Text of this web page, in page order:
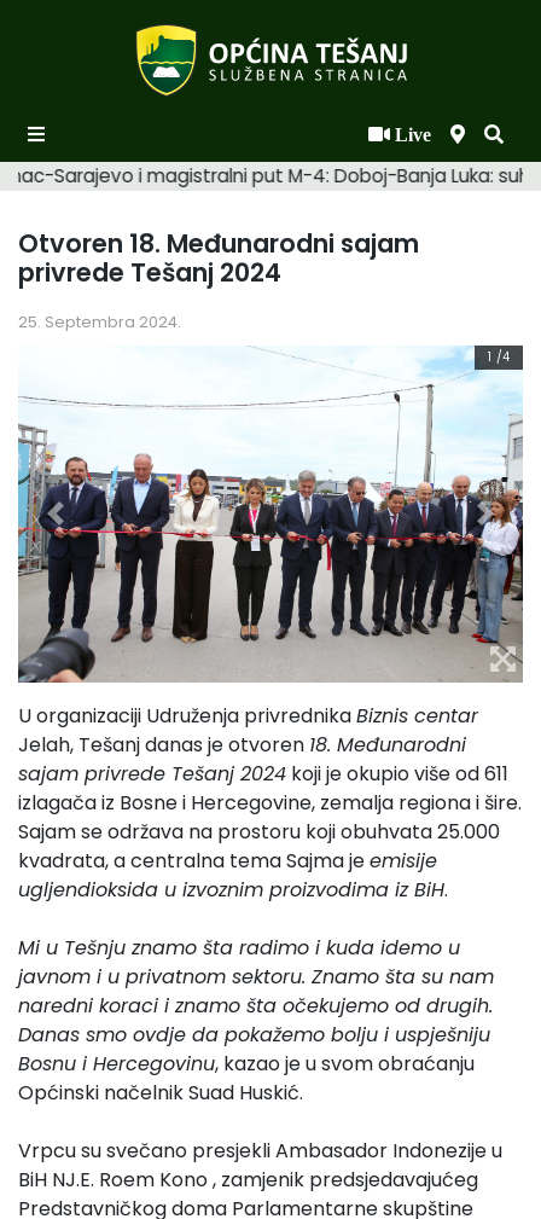
Live
Podaci o Općini
Općinski načelnik
Općinsko vijeće
Uprava
Sarajevo i magistralni put M-4: Doboj-Banja Luka:
Otvoren 18. Međunarodni sajam
privrede Tešanj 2024
25. Septembra 2024.
1 /4
U organizaciji Udruženja privrednikaBiznis centar
Jelah, Tešanj danas je otvoren 18. Međunarodni
sajam privrede Tešanj 2024 koji je okupio više od 611
izlagača iz Bosne i Hercegovine, zemalja regiona i šire.
Sajam se održava na prostoru koji obuhvata 25.000
kvadrata, a centralna tema Sajma jeemisije
ugljendioksida u izvoznim proizvodima iz BiH.
Mi u Tešnju znamo šta radimo i kuda idemo u
javnom i u privatnom sektoru. Znamo šta su nam
naredni koraci i znamo šta očekujemo od drugih.
Danas smo ovdje da pokažemo bolju i uspješniju
Bosnu i Hercegovinu, kazao je u svom obraćanju
Općinski načelnik Suad Huskić.
Vrpcu su svečano presjekli Ambasador Indonezije u
BiH NJ.E. Roem Kono , zamjenik predsjedavajućeg
Predstavničkog doma Parlamentarne skupštine